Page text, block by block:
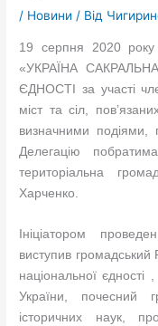
/ Новини / Від
19 серпня 2020 року
«УКРАЇНА
ЄДНОСТІ за участі
міст та сіл,
визначними подіями,
Делегацію
територіальна
Харченко.
Ініціатором
виступив громадський
національної
України, почесний
історичних наук,